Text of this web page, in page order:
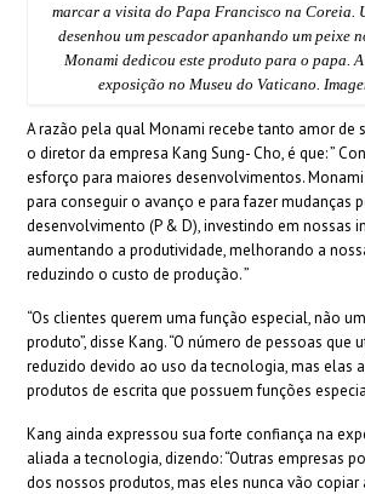
marcar a visita do Papa Francisco na Coreia.
desenhou um pescador apanhando um peixe
Monami dedicou este produto para o papa.
exposição no Museu do Vaticano.
A razão pela qual Monami recebe tanto amor de
o diretor da empresa Kang Sung- Cho, é que: ”
esforço para maiores desenvolvimentos.
para conseguir o avanço e para fazer mudanças
desenvolvimento (P & D), investindo em nossas
aumentando a produtividade, melhorando a
reduzindo o custo de produção. ”
“Os clientes querem uma função especial, não
produto”, disse Kang. “O número de pessoas que
reduzido devido ao uso da tecnologia, mas elas
produtos de escrita que possuem funções
Kang ainda expressou sua forte confiança na
aliada a tecnologia, dizendo: “Outras empresas
dos nossos produtos, mas eles nunca vão copiar